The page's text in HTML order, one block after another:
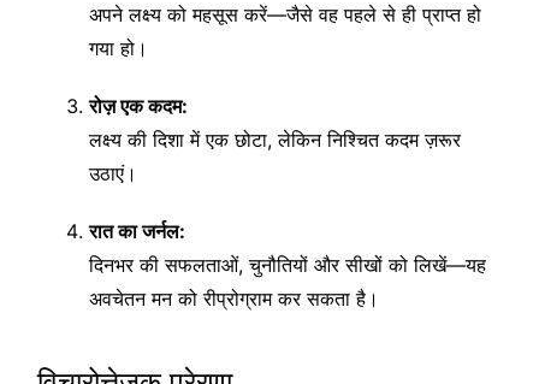
अपने लक्ष्य को महसूस करें—जैसे वह पहले से ही प्राप्त हो
गया हो।
रोज़ एक कदम:
लक्ष्य की दिशा में एक छोटा, लेकिन निश्चित कदम ज़रूर
उठाएं।
रात का जर्नल:
दिनभर की सफलताओं, चुनौतियों और सीखों को लिखें—यह
अवचेतन मन को रीप्रोग्राम कर सकता है।